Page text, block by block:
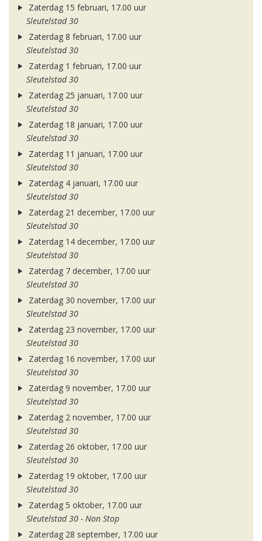
Zaterdag 15 februari, 17.00 uur
Sleutelstad 30
Zaterdag 8 februari, 17.00 uur
Sleutelstad 30
Zaterdag 1 februari, 17.00 uur
Sleutelstad 30
Zaterdag 25 januari, 17.00 uur
Sleutelstad 30
Zaterdag 18 januari, 17.00 uur
Sleutelstad 30
Zaterdag 11 januari, 17.00 uur
Sleutelstad 30
Zaterdag 4 januari, 17.00 uur
Sleutelstad 30
Zaterdag 21 december, 17.00 uur
Sleutelstad 30
Zaterdag 14 december, 17.00 uur
Sleutelstad 30
Zaterdag 7 december, 17.00 uur
Sleutelstad 30
Zaterdag 30 november, 17.00 uur
Sleutelstad 30
Zaterdag 23 november, 17.00 uur
Sleutelstad 30
Zaterdag 16 november, 17.00 uur
Sleutelstad 30
Zaterdag 9 november, 17.00 uur
Sleutelstad 30
Zaterdag 2 november, 17.00 uur
Sleutelstad 30
Zaterdag 26 oktober, 17.00 uur
Sleutelstad 30
Zaterdag 19 oktober, 17.00 uur
Sleutelstad 30
Zaterdag 5 oktober, 17.00 uur
Sleutelstad 30 - Non Stop
Zaterdag 28 september, 17.00 uur